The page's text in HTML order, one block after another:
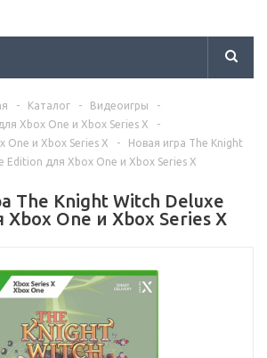
- Каталог - Видеоигры
-
Xbox One и Xbox Series X
-
One и Xbox Series X
-
Новая игра The Knight
Edition для Xbox One и Xbox Series X
The Knight Witch Deluxe
Xbox One и Xbox Series X